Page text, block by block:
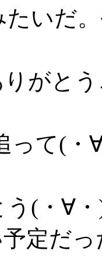
たいだ
りがと
って(・
(・∀・
予定だ